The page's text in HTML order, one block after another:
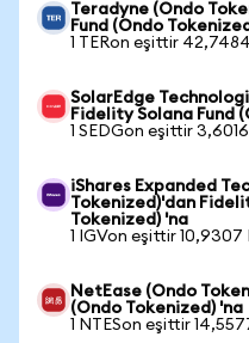
Teradyne (Ondo
Fund (Ondo
1 TERon eşittir
SolarEdge
Fidelity Solana Fund
1 SEDGon eşittir
iShares Expanded
Tokenized)'dan
Tokenized) 'na
1 IGVon eşittir 10,9307
NetEase (Ondo
(Ondo Tokenized) 'na
1 NTESon eşittir